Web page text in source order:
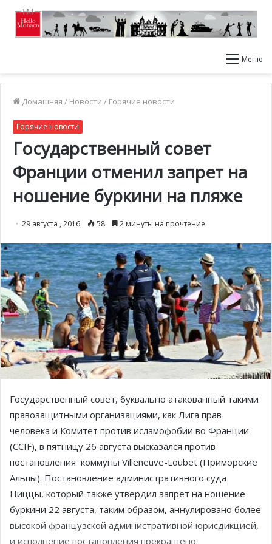
Меню
Домашняя / Новости / Горячие новости
Горячие новости
Государственный совет
Франции отменил запрет на
ношение буркини на пляже
29 августа , 2016 58 2 минуты на прочтение
Государственный совет, буквально атакованный такими
правозащитными организациями, как Лига прав
человека и Комитет против исламофобии во Франции
(CCIF), в пятницу 26 августа высказался против
постановления коммуны Villeneuve-Loubet (Приморские
Альпы). Постановление административного суда
Ниццы, который также утвердил запрет на ношение
буркини 22 августа, таким образом, аннулировано более
высокой французской административной юрисдикцией,
и исполнение постановления прекращено.